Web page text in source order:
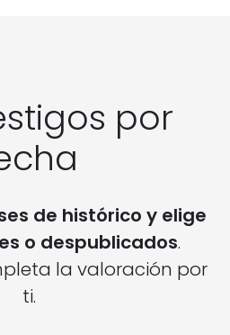
por
de histórico y elige
o despublicados.
la valoración por
ti.